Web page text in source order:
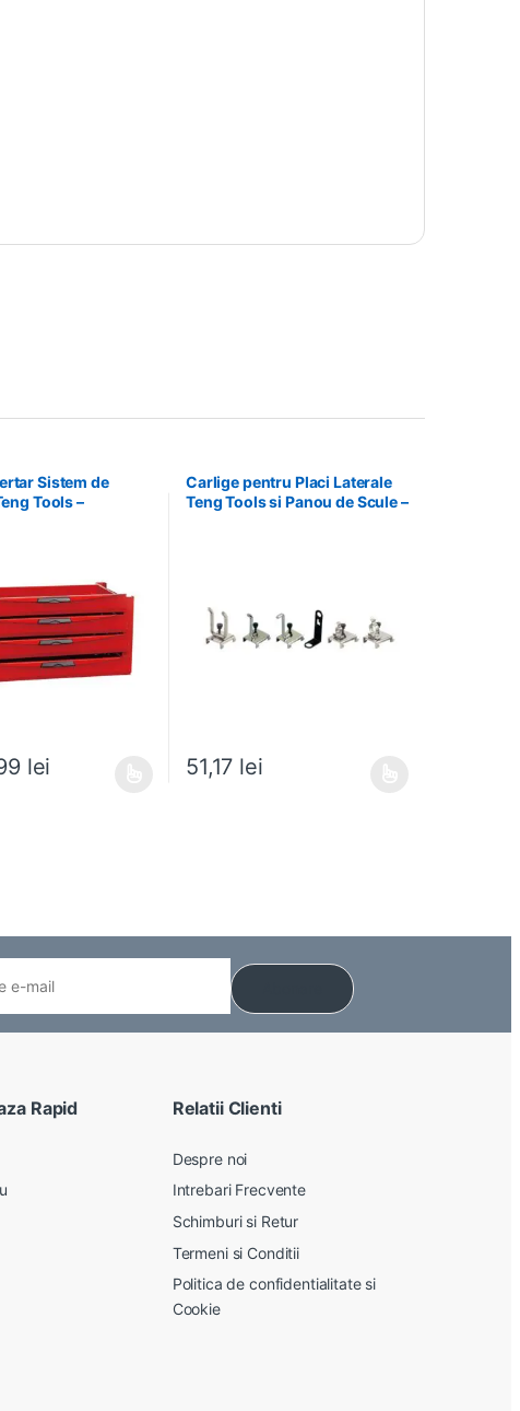
Sistem de
Tools –
lei
Carlige pentru Placi Laterale
Teng Tools si Panou de Scule –
51,17 lei
Rapid Relatii Clienti
Despre noi
Intrebari Frecvente
Schimburi si Retur
Termeni si Conditii
Politica de confidentialitate si
Cookie